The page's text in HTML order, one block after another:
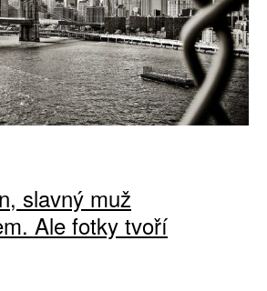
slavný muž
Ale fotky tvoří